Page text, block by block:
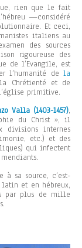
rien que le fait
—considéré
Et ceci,
italiens au
des sources
rigoureuse des
de l’Evangile, est
l’humanité de la
Chrétienté et de
primitive.
Valla (1403-1457),
du Christ », il
divisions internes
etc.) et des
qui infectent
à sa source, c’est-
et en hébreux,
par plus de mille